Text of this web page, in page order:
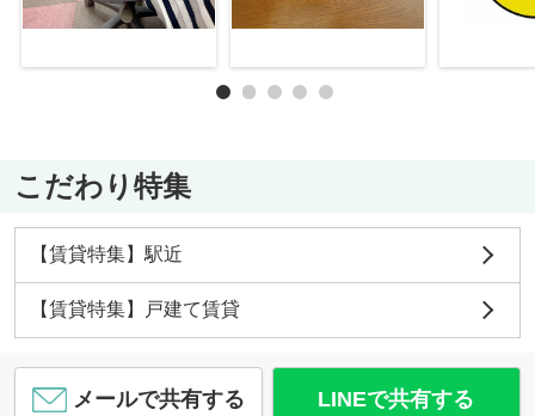
こだわり特集
【賃貸特集】駅近
【賃貸特集】戸建て賃貸
メールで共有する LINEで共有する